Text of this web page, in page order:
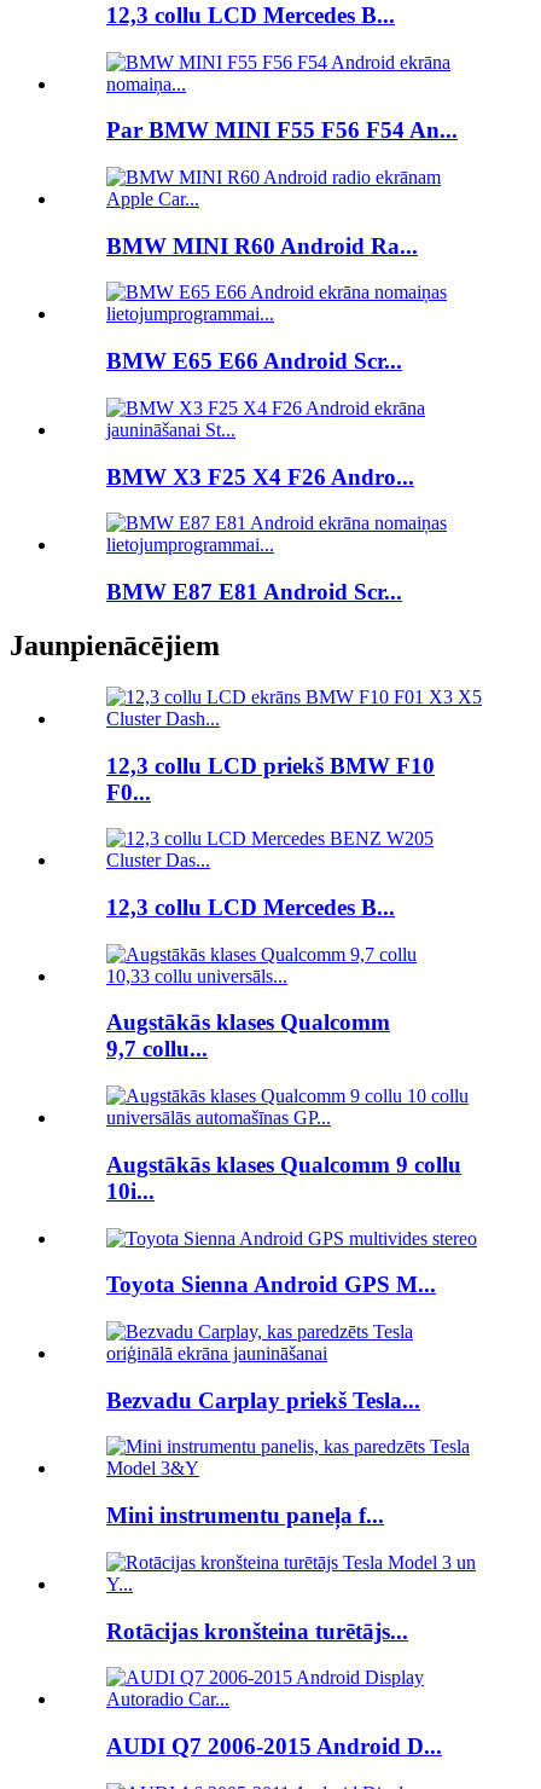
12,3 collu LCD Mercedes B...
Par BMW MINI F55 F56 F54 An...
BMW MINI R60 Android Ra...
BMW E65 E66 Android Scr...
BMW X3 F25 X4 F26 Andro...
BMW E87 E81 Android Scr...
Jaunpienācējiem
12,3 collu LCD priekš BMW F10
F0...
12,3 collu LCD Mercedes B...
Augstākās klases Qualcomm
9,7 collu...
Augstākās klases Qualcomm 9 collu
10i...
Toyota Sienna Android GPS M...
Bezvadu Carplay priekš Tesla...
Mini instrumentu paneļa f...
Rotācijas kronšteina turētājs...
AUDI Q7 2006-2015 Android D...